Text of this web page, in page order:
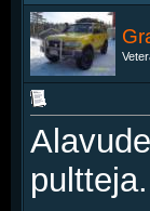
pultteja.